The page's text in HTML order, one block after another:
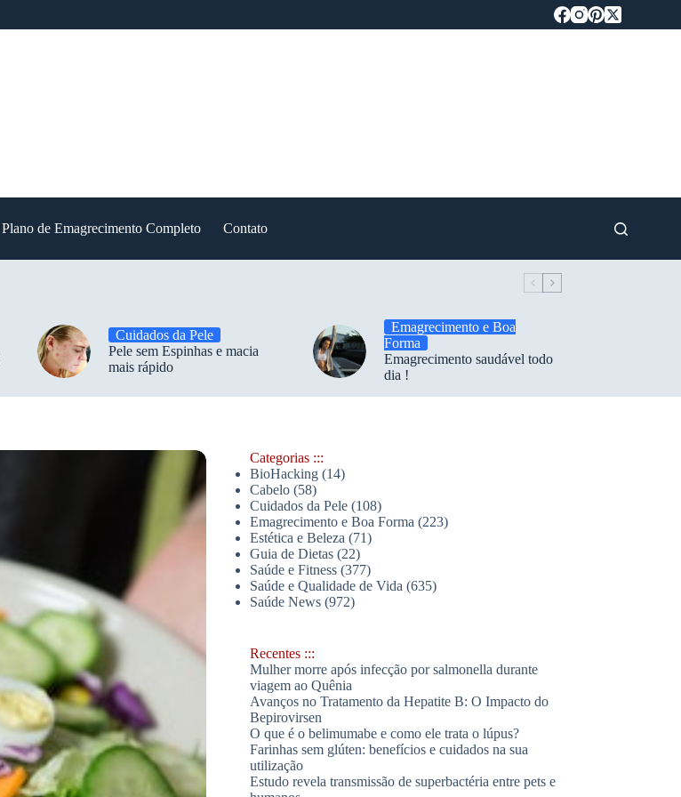
Plano de Emagrecimento Completo Contato
Cuidados da Pele
Pele sem Espinhas e macia
mais rápido
Emagrecimento e Boa
Forma
Emagrecimento saudável todo
dia !
Categorias :::
BioHacking(14)
Cabelo(58)
Cuidados da Pele(108)
Emagrecimento e Boa Forma (223)
Estética e Beleza (71)
Guia de Dietas(22)
Saúde e Fitness(377)
Saúde e Qualidade de Vida (635)
Saúde News(972)
Recentes :::
Mulher morre após infecção por salmonella durante
viagem ao Quênia
Avanços no Tratamento da Hepatite B: O Impacto do
Bepirovirsen
O que é o belimumabe e como ele trata o lúpus?
Farinhas sem glúten: benefícios e cuidados na sua
utilização
Estudo revela transmissão de superbactéria entre pets e